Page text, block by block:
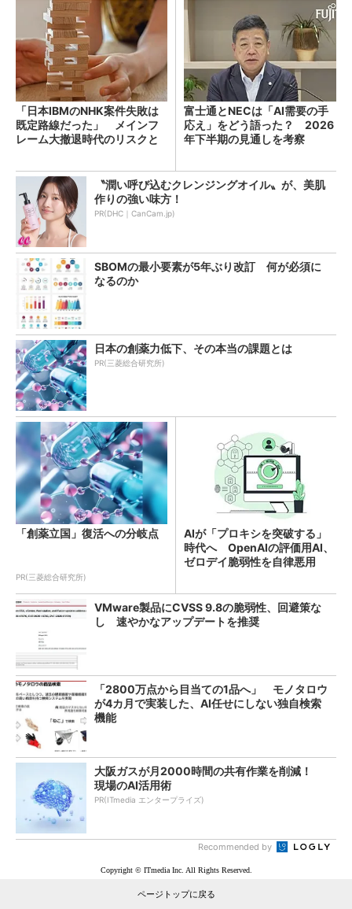
「日本IBMのNHK案件失敗は
既定路線だった」 メインフ
レーム大撤退時代のリスクと
富士通とNECは「AI需要の手
応え」をどう語った？ 2026
年下半期の見通しを考察
〝潤い呼び込むクレンジングオイル〟が、美肌
作りの強い味方！
PR(DHC｜CanCam.jp)
SBOMの最小要素が5年ぶり改訂 何が必須に
なるのか
日本の創薬力低下、その本当の課題とは
PR(三菱総合研究所)
「創薬立国」復活への分岐点
PR(三菱総合研究所)
AIが「プロキシを突破する」
時代へ OpenAIの評価用AI、
ゼロデイ脆弱性を自律悪用
VMware製品にCVSS 9.8の脆弱性、回避策な
し 速やかなアップデートを推奨
「2800万点から目当ての1品へ」 モノタロウ
が4カ月で実装した、AI任せにしない独自検索
機能
大阪ガスが月2000時間の共有作業を削減！
現場のAI活用術
PR(ITmedia エンタープライズ)
Recommended by
Copyright © ITmedia Inc. All Rights Reserved.
ページトップに戻る